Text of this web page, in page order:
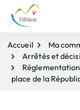
Gestion des traceurs
navigation
contenu
pied
de
page
Accueil Ma
Arrêtés et
place de la